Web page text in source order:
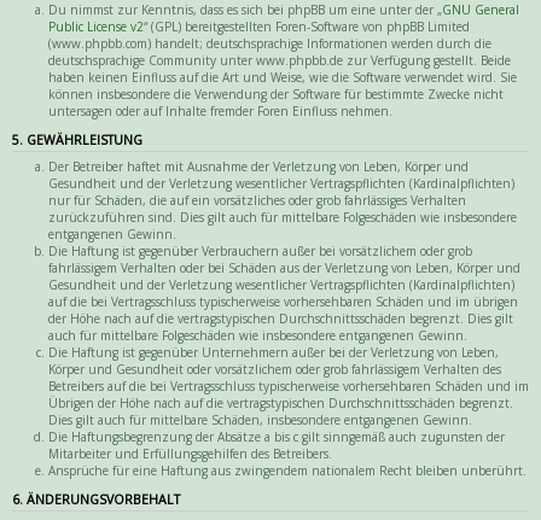
Du nimmst zur Kenntnis, dass es sich bei phpBB um eine unter der „GNU General
Public License v2“ (GPL) bereitgestellten Foren-Software von phpBB Limited
(www.phpbb.com) handelt; deutschsprachige Informationen werden durch die
deutschsprachige Community unter www.phpbb.de zur Verfügung gestellt. Beide
haben keinen Einfluss auf die Art und Weise, wie die Software verwendet wird. Sie
können insbesondere die Verwendung der Software für bestimmte Zwecke nicht
untersagen oder auf Inhalte fremder Foren Einfluss nehmen.
5. GEWÄHRLEISTUNG
Der Betreiber haftet mit Ausnahme der Verletzung von Leben, Körper und
Gesundheit und der Verletzung wesentlicher Vertragspflichten (Kardinalpflichten)
nur für Schäden, die auf ein vorsätzliches oder grob fahrlässiges Verhalten
zurückzuführen sind. Dies gilt auch für mittelbare Folgeschäden wie insbesondere
entgangenen Gewinn.
Die Haftung ist gegenüber Verbrauchern außer bei vorsätzlichem oder grob
fahrlässigem Verhalten oder bei Schäden aus der Verletzung von Leben, Körper und
Gesundheit und der Verletzung wesentlicher Vertragspflichten (Kardinalpflichten)
auf die bei Vertragsschluss typischerweise vorhersehbaren Schäden und im übrigen
der Höhe nach auf die vertragstypischen Durchschnittsschäden begrenzt. Dies gilt
auch für mittelbare Folgeschäden wie insbesondere entgangenen Gewinn.
Die Haftung ist gegenüber Unternehmern außer bei der Verletzung von Leben,
Körper und Gesundheit oder vorsätzlichem oder grob fahrlässigem Verhalten des
Betreibers auf die bei Vertragsschluss typischerweise vorhersehbaren Schäden und im
Übrigen der Höhe nach auf die vertragstypischen Durchschnittsschäden begrenzt.
Dies gilt auch für mittelbare Schäden, insbesondere entgangenen Gewinn.
Die Haftungsbegrenzung der Absätze a bis c gilt sinngemäß auch zugunsten der
Mitarbeiter und Erfüllungsgehilfen des Betreibers.
Ansprüche für eine Haftung aus zwingendem nationalem Recht bleiben unberührt.
6. ÄNDERUNGSVORBEHALT